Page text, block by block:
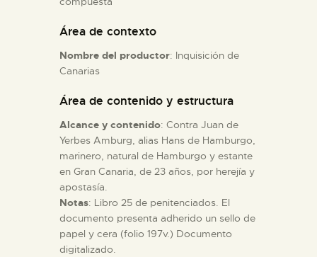
ESPAÑOL
Área de contexto
Nombre del productor: Inquisición de
Canarias
Área de contenido y estructura
Alcance y contenido: Contra Juan de
Yerbes Amburg, alias Hans de Hamburgo,
marinero, natural de Hamburgo y estante
en Gran Canaria, de 23 años, por herejía y
apostasía.
Notas: Libro 25 de penitenciados. El
documento presenta adherido un sello de
papel y cera (folio 197v.) Documento
digitalizado.